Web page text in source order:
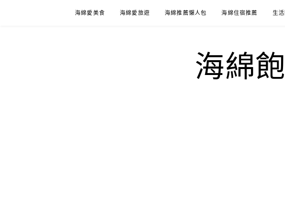
海綿愛美食 海綿愛旅遊 海綿推薦懶人包 海綿住宿推薦 生
海綿